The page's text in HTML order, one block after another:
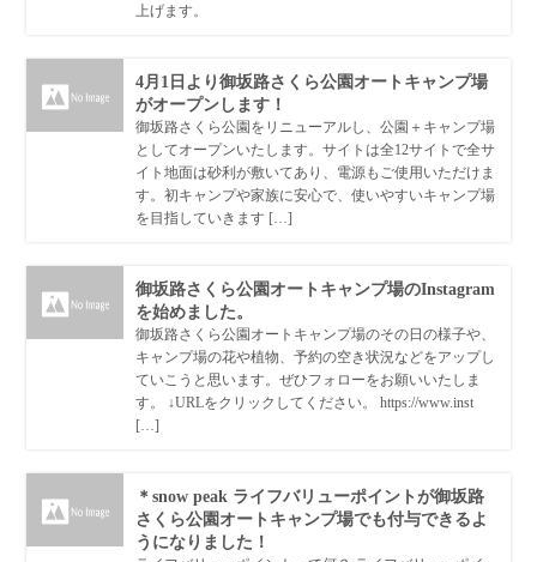
上げます。
4月1日より御坂路さくら公園オートキャンプ場
がオープンします！
御坂路さくら公園をリニューアルし、公園＋キャンプ場
としてオープンいたします。サイトは全12サイトで全サ
イト地面は砂利が敷いてあり、電源もご使用いただけま
す。初キャンプや家族に安心で、使いやすいキャンプ場
を目指していきます […]
御坂路さくら公園オートキャンプ場のInstagram
を始めました。
御坂路さくら公園オートキャンプ場のその日の様子や、
キャンプ場の花や植物、予約の空き状況などをアップし
ていこうと思います。ぜひフォローをお願いいたしま
す。 ↓URLをクリックしてください。 https://www.inst
[…]
＊snow peak ライフバリューポイントが御坂路
さくら公園オートキャンプ場でも付与できるよ
うになりました！